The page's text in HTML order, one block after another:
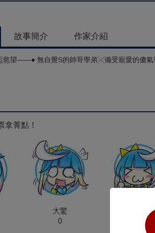
故事簡介 作家介紹
慾望——● 無自覺S的帥哥學弟╳備受寵愛的傻
拿菁點！
大驚
0